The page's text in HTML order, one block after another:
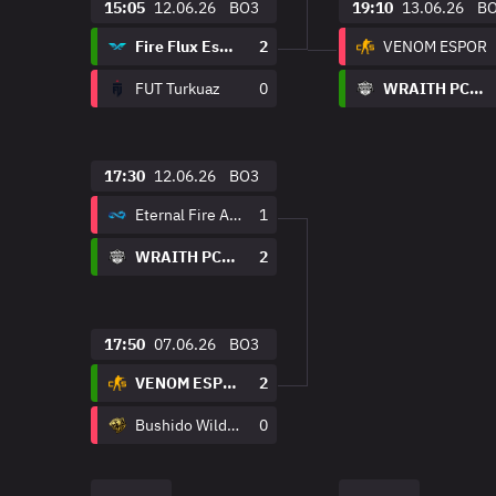
15:05 12.06.26
BO3
Fire Flux Esports
2
FUT Turkuaz 0
17:30 12.06.26
BO3
Eternal Fire Academy
1
WRAITH PCIFIC 2
17:50 07.06.26
BO3
VENOM ESPOR
2
Bushido Wildcats 0
19:10 13.06.26
VENOM ESPOR
WRAITH PCIFIC